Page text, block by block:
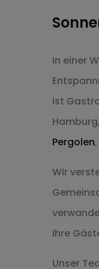
In einer
ist
Pergolen,
Wir
Ihre
Unser